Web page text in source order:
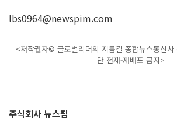
lbs0964@newspim.com
<저작권자© 글로벌리더의 지름길 종합뉴스통신
단 전재-재배포 금지>
주식회사 뉴스핌